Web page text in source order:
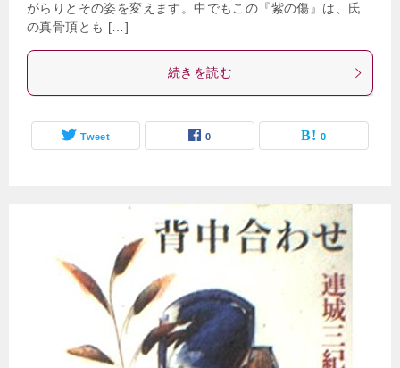
がらりとその姿を変えます。中でもこの『紫の傷』は、氏
の真骨頂とも […]
続きを読む
Tweet 0 0